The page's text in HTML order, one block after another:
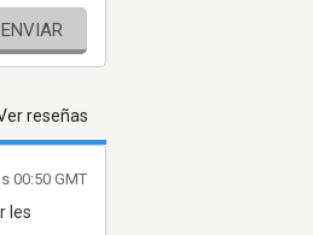
ENVIAR
reseñas
les
00:50 GMT